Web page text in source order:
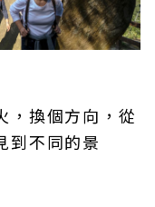
，換個方向，從
到不同的景